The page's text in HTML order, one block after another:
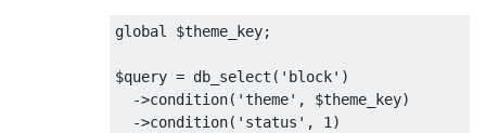
global $theme_key;
$query = db_select ( 'block' )
->condition( 'theme' , $theme_key)
->condition( 'status' , 1 )